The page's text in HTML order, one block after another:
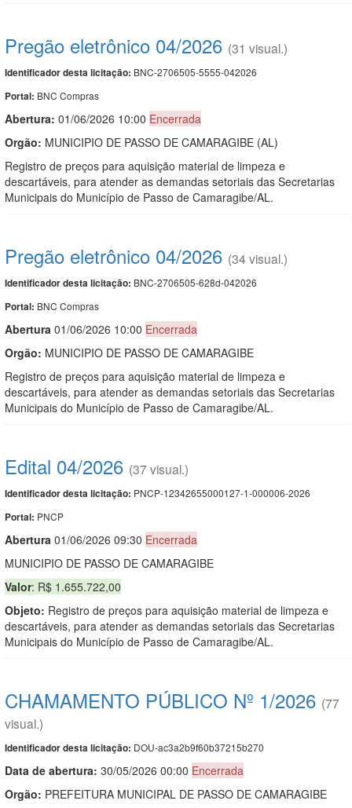
Pregão eletrônico 04/2026 (31 visual.)
Identificador desta licitação: BNC-2706505-5555-042026
Portal: BNC Compras
Abertura: 01/06/2026 10:00 Encerrada
Orgão: MUNICIPIO DE PASSO DE CAMARAGIBE (AL)
Registro de preços para aquisição material de limpeza e
descartáveis, para atender as demandas setoriais das Secretarias
Municipais do Município de Passo de Camaragibe/AL.
Pregão eletrônico 04/2026 (34 visual.)
Identificador desta licitação: BNC-2706505-628d-042026
Portal: BNC Compras
Abertura 01/06/2026 10:00 Encerrada
Orgão: MUNICIPIO DE PASSO DE CAMARAGIBE
Registro de preços para aquisição material de limpeza e
descartáveis, para atender as demandas setoriais das Secretarias
Municipais do Município de Passo de Camaragibe/AL.
Edital 04/2026 (37 visual.)
Identificador desta licitação: PNCP-12342655000127-1-000006-2026
Portal: PNCP
Abertura 01/06/2026 09:30 Encerrada
MUNICIPIO DE PASSO DE CAMARAGIBE
Valor: R$ 1.655.722,00
Objeto: Registro de preços para aquisição material de limpeza e
descartáveis, para atender as demandas setoriais das Secretarias
Municipais do Município de Passo de Camaragibe/AL.
CHAMAMENTO PÚBLICO Nº 1/2026 (77
visual.)
Identificador desta licitação: DOU-ac3a2b9f60b37215b270
Data de abertura: 30/05/2026 00:00 Encerrada
Orgão: PREFEITURA MUNICIPAL DE PASSO DE CAMARAGIBE